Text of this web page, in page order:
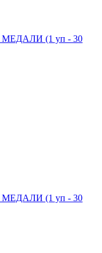
МЕДАЛИ (1 уп - 30
МЕДАЛИ (1 уп - 30